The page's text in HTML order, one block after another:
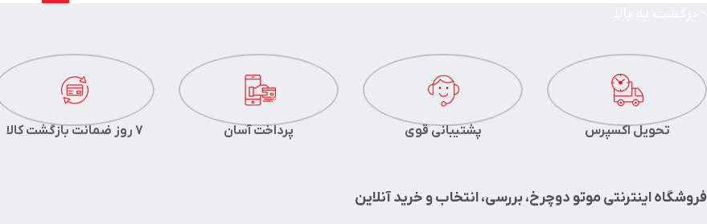
7 روز ضمانت بازگشت کالا پرداخت آسان پشتیبانی قوی تحویل اکسپرس
فروشگاه اینترنتی موتو دوچرخ، بررسی، انتخاب و خرید آنلاین